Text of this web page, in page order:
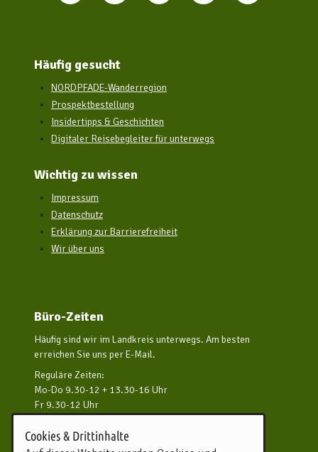
Häufig gesucht
NORDPFADE-Wanderregion
Prospektbestellung
Insidertipps & Geschichten
Digitaler Reisebegleiter für unterwegs
Wichtig zu wissen
Impressum
Datenschutz
Erklärung zur Barrierefreiheit
Wir über uns
Büro-Zeiten
Häufig sind wir im Landkreis unterwegs. Am besten
erreichen Sie uns per E-Mail.
Reguläre Zeiten:
Mo-Do 9.30-12 + 13.30-16 Uhr
Fr 9.30-12 Uhr
Cookies & Drittinhalte